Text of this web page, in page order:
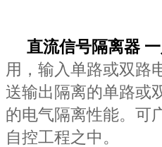
直流信号隔离器
用，输入单路或双路
送输出隔离的单路或
的电气隔离性能。可
自控工程之中。